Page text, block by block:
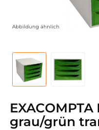
Abbildung ähnlich
grau/grün